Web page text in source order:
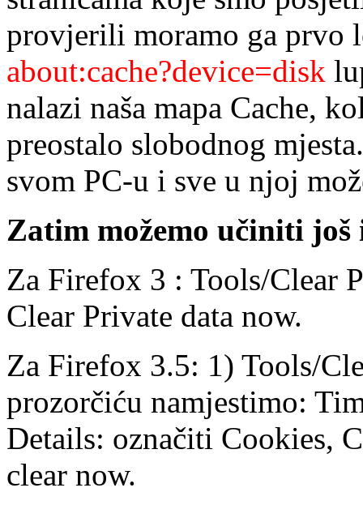
provjerili moramo ga prvo
about:cache?device=disk
nalazi naša mapa Cache,
preostalo slobodnog
svom PC-u i sve u njoj
Zatim možemo učiniti još
Za Firefox 3 : Tools/Clear
Clear Private data now.
Za Firefox 3.5: 1) Tools/
prozorčiću namjestimo:
Details: označiti Cookies,
clear now.